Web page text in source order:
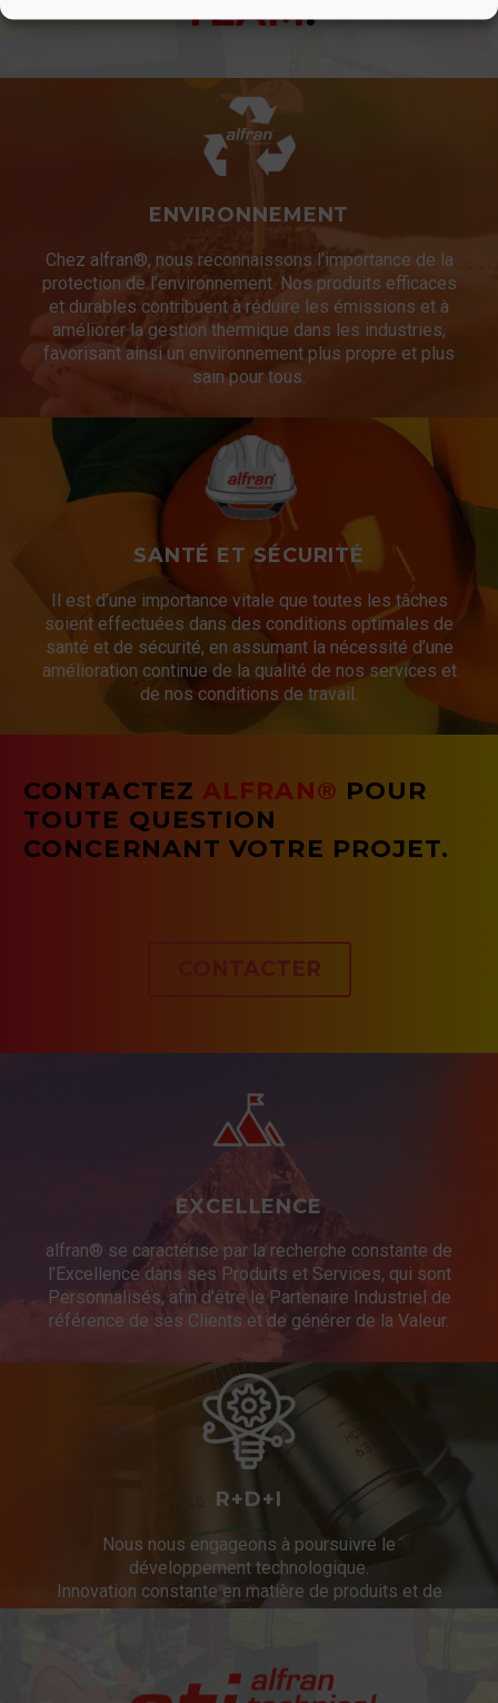
TEAM.
ENVIRONNEMENT
Chez alfran®, nous reconnaissons l’importance de la
protection de l’environnement. Nos produits efficaces
et durables contribuent à réduire les émissions et à
améliorer la gestion thermique dans les industries,
favorisant ainsi un environnement plus propre et plus
sain pour tous.
SANTÉ ET SÉCURITÉ
Il est d’une importance vitale que toutes les tâches
soient effectuées dans des conditions optimales de
santé et de sécurité, en assumant la nécessité d’une
amélioration continue de la qualité de nos services et
de nos conditions de travail.
CONTACTEZALFRAN® POUR
TOUTE QUESTION
CONCERNANT VOTRE PROJET.
CONTACTER
EXCELLENCE
alfran® se caractérise par la recherche constante de
l’Excellence dans ses Produits et Services, qui sont
Personnalisés, afin d’être le Partenaire Industriel de
référence de ses Clients et de générer de la Valeur.
R+D+I
Nous nous engageons à poursuivre le
développement technologique.
Innovation constante en matière de produits et de
services.